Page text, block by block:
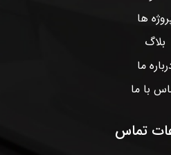
ها
بلاگ
ما
با ما
تماس